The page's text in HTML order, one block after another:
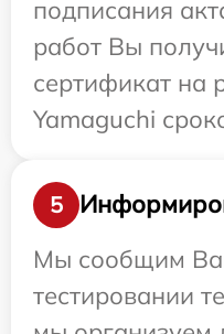
подписания
работ Вы
сертификат на
Yamaguchi
5
Мы сообщим
тестировании